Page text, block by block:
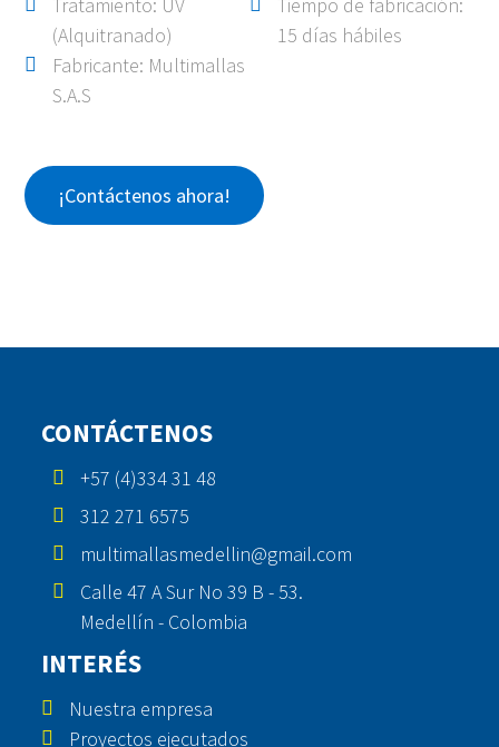
(Alquitranado)
15 días hábiles
Fabricante: Multimallas
S.A.S
¡Contáctenos ahora!
CONTÁCTENOS
+57 (4)334 31 48
312 271 6575
multimallasmedellin@gmail.com
Calle 47 A Sur No 39 B - 53.
Medellín - Colombia
INTERÉS
Nuestra empresa
Proyectos ejecutados